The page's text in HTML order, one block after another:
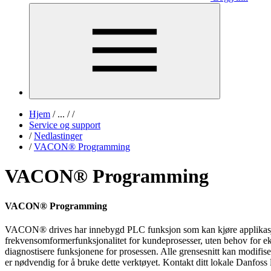
Hjem /... / /
Service og support
/ Nedlastinger
/ VACON® Programming
VACON® Programming
VACON® Programming
VACON® drives har innebygd PLC funksjon som kan kjøre
frekvensomformerfunksjonalitet for kundeprosesser, uten behov for
diagnostisere funksjonene for prosessen. Alle grensesnitt kan
er nødvendig for å bruke dette verktøyet. Kontakt ditt lokale